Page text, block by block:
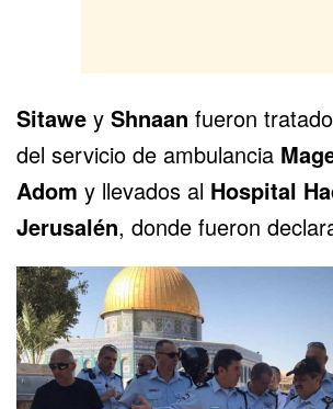
Sitawe y Shnaan fueron
del servicio de ambulancia
Adom y llevados al Hospital
Jerusalén, donde fueron